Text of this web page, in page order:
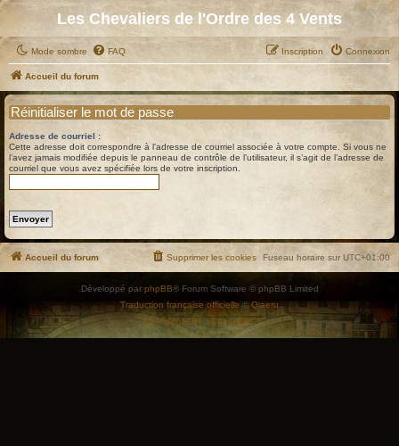
Les Chevaliers de l'Ordre des 4 Vents
Mode sombre FAQ Connexion
Inscription
Accueil du forum
Réinitialiser le mot de passe
Adresse de courriel :
Cette adresse doit correspondre à l’adresse de courriel associée à votre compte. Si vous ne
l’avez jamais modifiée depuis le panneau de contrôle de l’utilisateur, il s’agit de l’adresse de
courriel que vous avez spécifiée lors de votre inscription.
Accueil du forum Fuseau horaire surUTC+01:00
Supprimer les cookies
Développé par phpBB® Forum Software © phpBB Limited
Traduction française officielle©Qiaeru
Confidentialité|Conditions